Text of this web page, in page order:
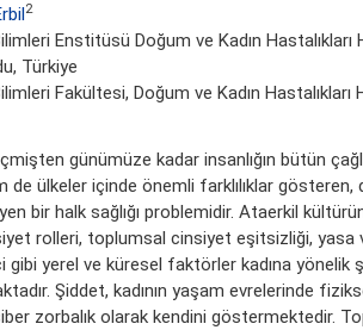
2
Enstitüsü Doğum ve Kadın
Türkiye
Fakültesi, Doğum ve Kadın
günümüze kadar insanlığın bütün
de ülkeler içinde önemli farklılıklar gösteren,
bir halk sağlığı problemidir. Ataerkil kültürün
rolleri, toplumsal cinsiyet eşitsizliği, yasa
gibi yerel ve küresel faktörler kadına yönelik
Şiddet, kadının yaşam evrelerinde
zorbalık olarak kendini göstermektedir.